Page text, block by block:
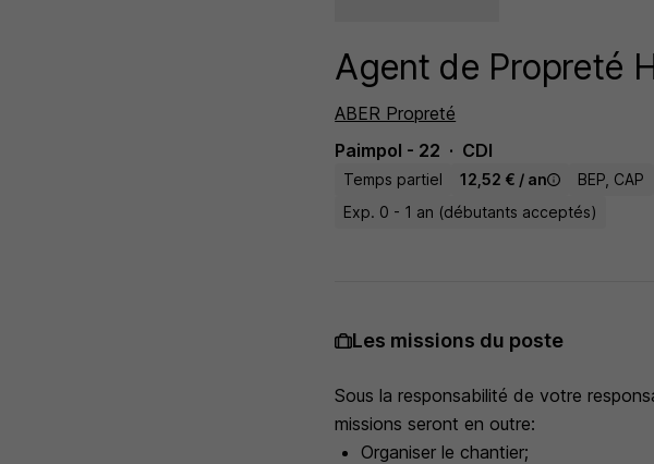
Agent de Propreté
ABER Propreté
Paimpol - 22
CDI
Temps partiel 12,52 € / an BEP, CAP
Exp. 0 - 1 an (débutants acceptés)
Les missions du poste
Sous la responsabilité de votre
missions seront en outre:
Organiser le chantier;